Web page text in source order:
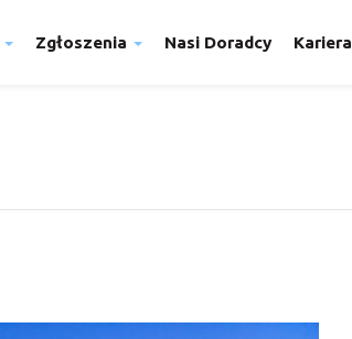
Zgłoszenia Nasi Doradcy Kariera